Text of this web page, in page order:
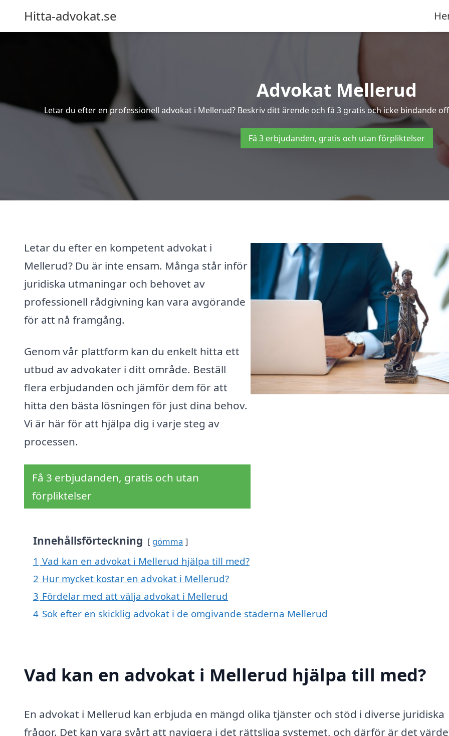
Hitta-advokat.se
Advokat Mellerud
Letar du efter en professionell advokat i Mellerud? Beskriv ditt ärende och få 3 gratis och icke bindande
Få 3 erbjudanden, gratis och utan förpliktelser
Letar du efter en kompetent advokat i
Mellerud? Du är inte ensam. Många står inför
juridiska utmaningar och behovet av
professionell rådgivning kan vara avgörande
för att nå framgång.
Genom vår plattform kan du enkelt hitta ett
utbud av advokater i ditt område. Beställ
flera erbjudanden och jämför dem för att
hitta den bästa lösningen för just dina behov.
Vi är här för att hjälpa dig i varje steg av
processen.
Få 3 erbjudanden, gratis och utan
förpliktelser
Innehållsförteckning gömma
1 Vad kan en advokat i Mellerud hjälpa till med?
2 Hur mycket kostar en advokat i Mellerud?
3 Fördelar med att välja advokat i Mellerud
4 Sök efter en skicklig advokat i de omgivande städerna Mellerud
Vad kan en advokat i Mellerud hjälpa till med?
En advokat i Mellerud kan erbjuda en mängd olika tjänster och stöd i diverse juridiska
frågor. Det kan vara svårt att navigera i det rättsliga systemet, och därför är det